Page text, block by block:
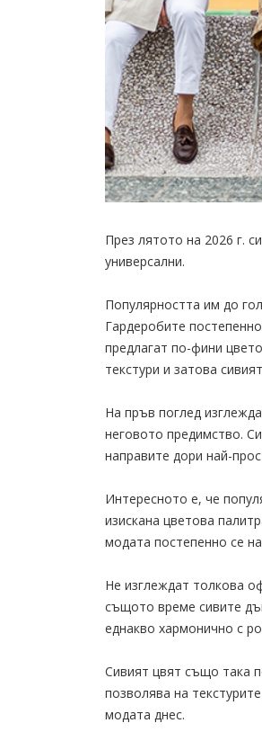
През лятото на 2026 г.
универсални.
Популярността им до
Гардеробите
предлагат по-фини
текстури и затова
На пръв поглед
неговото предимство.
направите дори най-
Интересното е, че
изискана цветова
модата постепенно се
Не изглеждат толкова
същото време сивите
еднакво хармонично с
Сивият цвят също така
позволява на
модата днес.